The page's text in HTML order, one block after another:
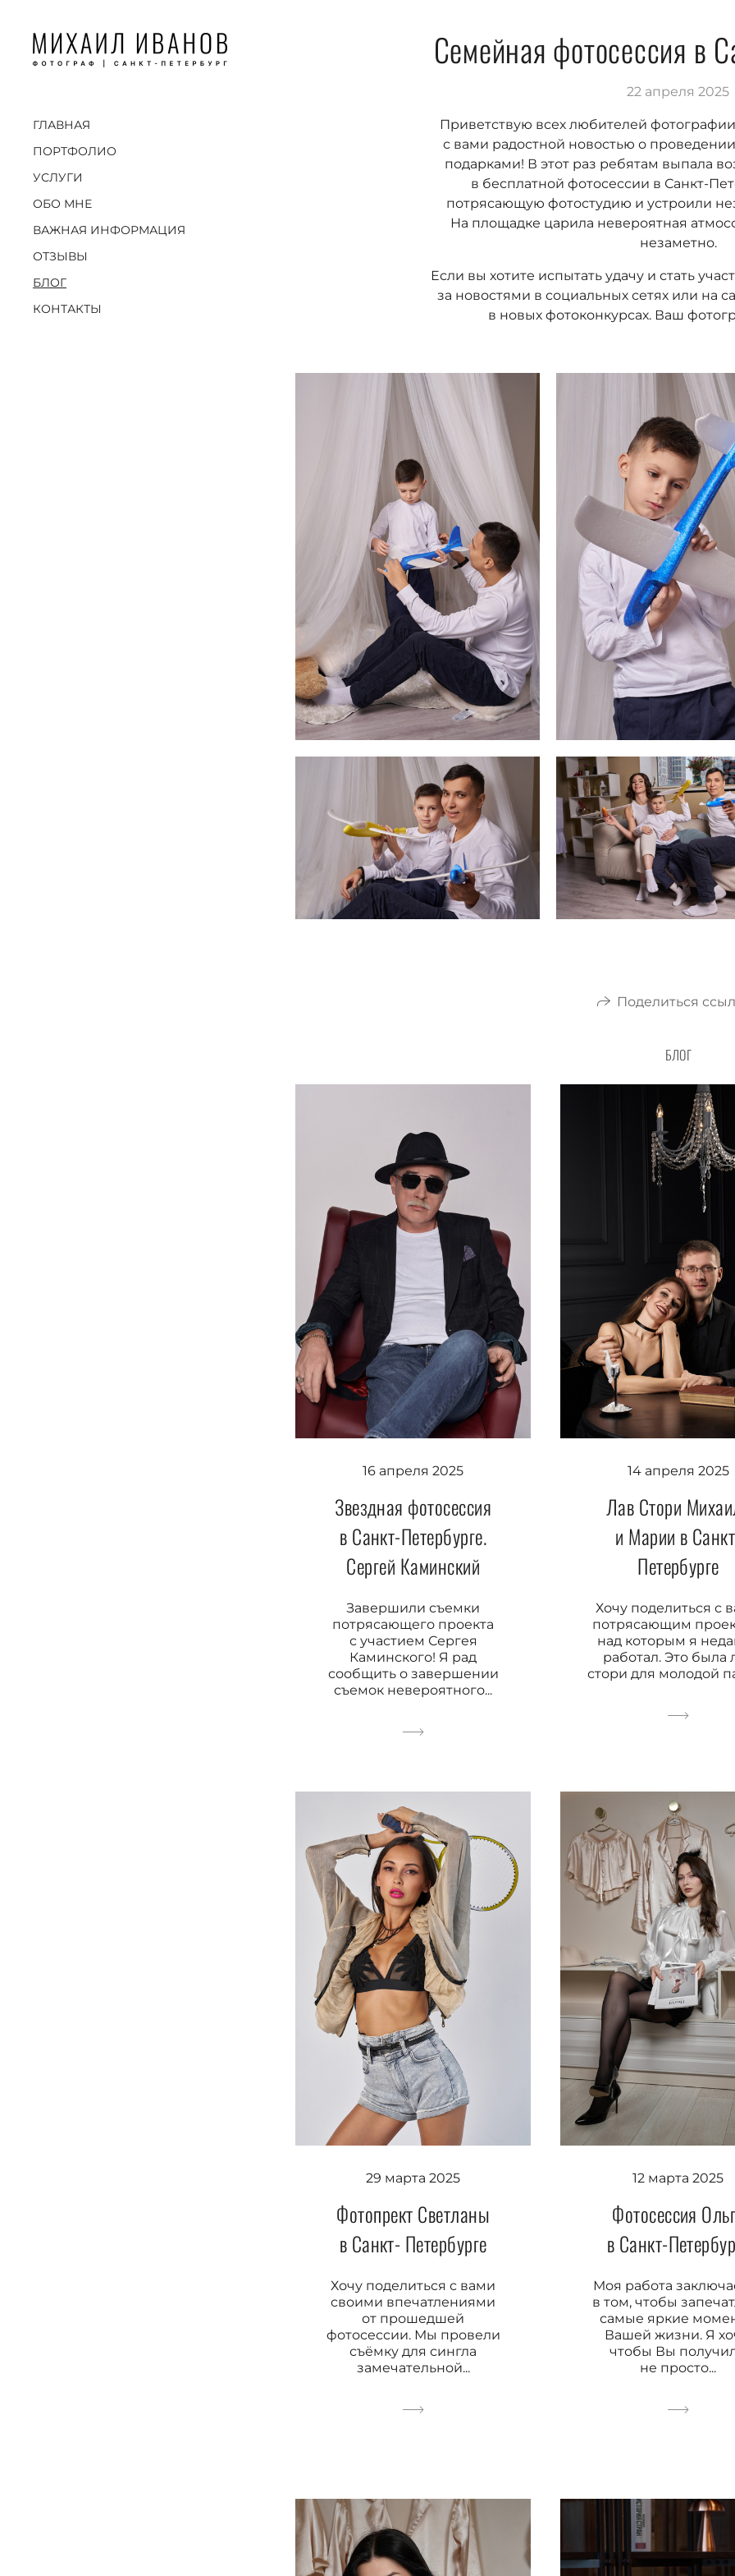
ГЛАВНАЯ
ПОРТФОЛИО
УСЛУГИ
ОБО МНЕ
ВАЖНАЯ ИНФОРМАЦИЯ
ОТЗЫВЫ
БЛОГ
КОНТАКТЫ
Семейная фотосессия в
22 апреля 2025
Приветствую всех любителей
с вами радостной новостью о
подарками! В этот раз ребятам выпала
в бесплатной фотосессии в Санкт-
потрясающую фотостудию и устроили
На площадке царила невероятная
незаметно.
Если вы хотите испытать удачу и стать
за новостями в социальных сетях или на
в новых фотоконкурсах. Ваш
Поделиться
БЛОГ
16 апреля 2025
Звездная фотосессия
в Санкт-Петербурге.
Сергей Каминский
Завершили съемки
потрясающего проекта
с участием Сергея
Каминского! Я рад
сообщить о завершении
съемок невероятного...
14 апреля 2025
Лав Стори
и Марии в
Петербурге
Хочу поделиться с
потрясающим
над которым я
работал. Это была
стори для молодой
29 марта 2025
Фотопрект Светланы
в Санкт- Петербурге
Хочу поделиться с вами
своими впечатлениями
от прошедшей
фотосессии. Мы провели
съёмку для сингла
замечательной...
12 марта 2025
Фотосессия
в Санкт-
Моя работа
в том, чтобы
самые яркие
Вашей жизни. Я
чтобы Вы
не просто...